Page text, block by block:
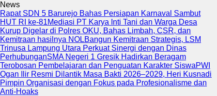
News
Rapat SDN 5 Barurejo Bahas Persiapan Karnaval Sambut
HUT RI ke-81Mediasi PT Karya Inti Tani dan Warga Desa
Kurup Digelar di Polres OKU, Bahas Limbah, CSR, dan
Kemitraan hasilnya NOLBangun Kemitraan Strategis, LSM
Trinusa Lampung Utara Perkuat Sinergi dengan Dinas
PerhubunganSMA Negeri 1 Gresik Hadirkan Beragam
Terobosan Pembelajaran dan Penguatan Karakter SiswaPWI
Ogan Ilir Resmi Dilantik Masa Bakti 2026–2029, Heri Kusnadi
Pimpin Organisasi dengan Fokus pada Profesionalisme dan
Anti-Hoaks